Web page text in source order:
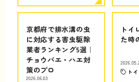
京都府で排水溝の虫
に対応する害虫駆除
業者ランキング5選｜
チョウバエ・ハエ対
策のプロ
2026.06.03
トイ
た時
ト